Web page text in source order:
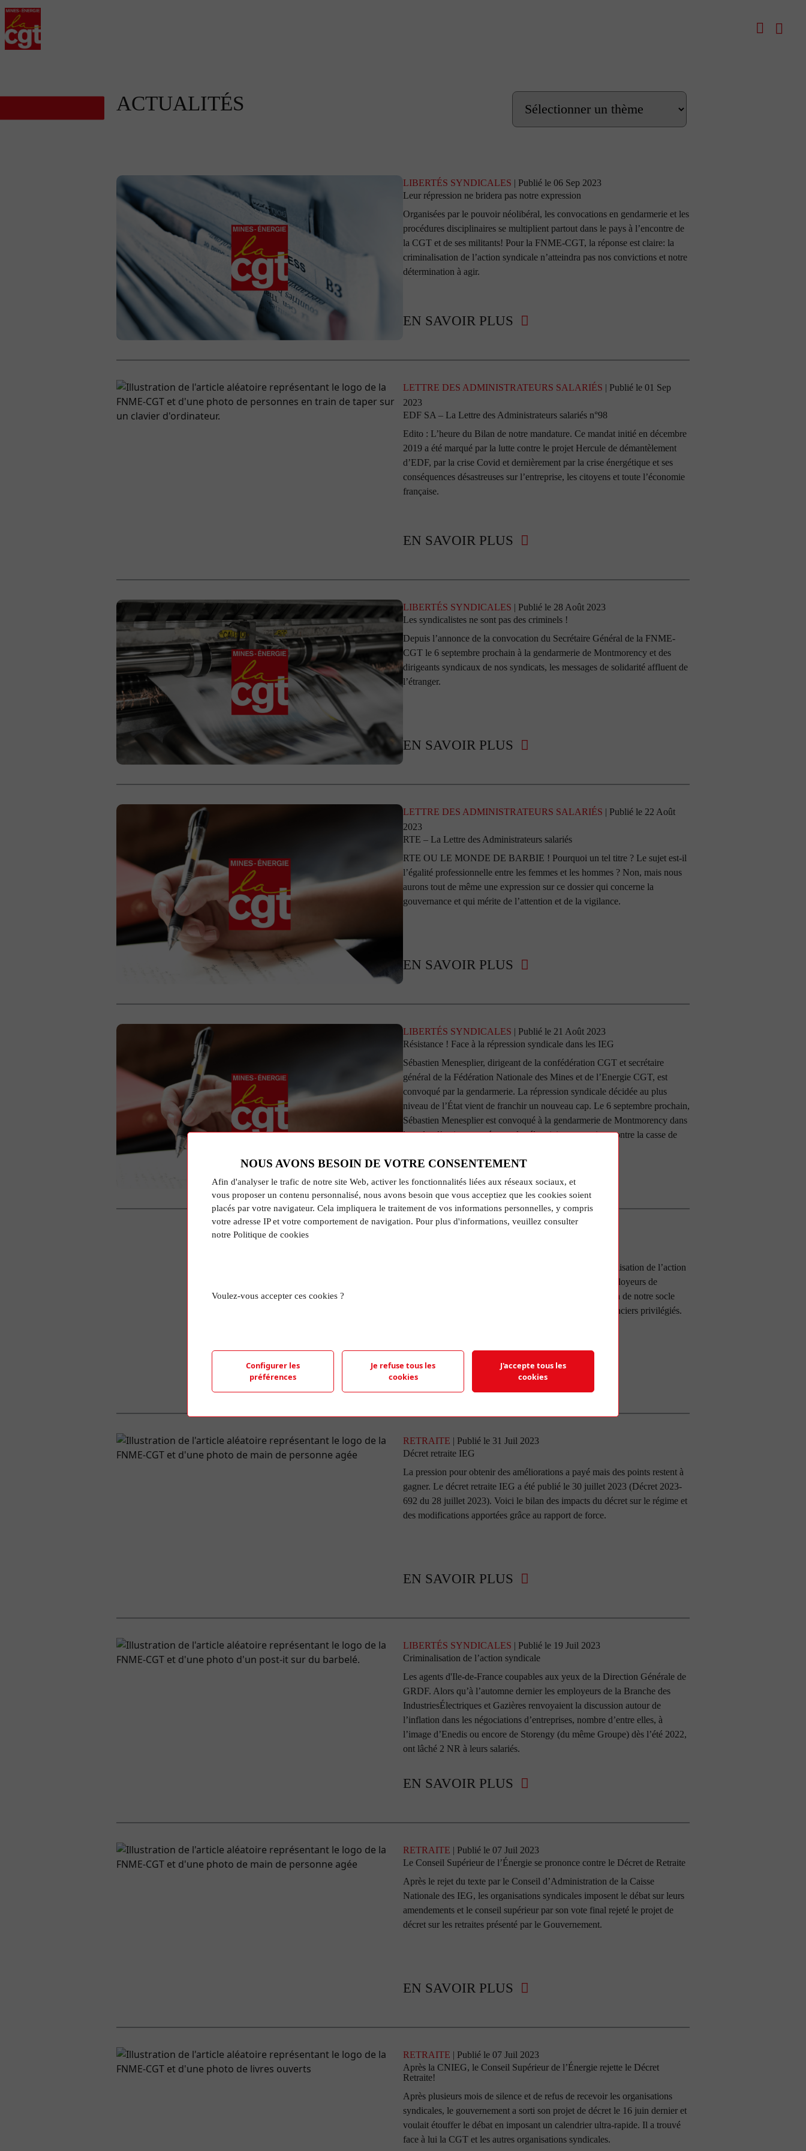
ACTUALITÉS
LIBERTÉS SYNDICALES | Publié le 06 Sep 2023
Leur répression ne bridera pas notre expression
Organisées par le pouvoir néolibéral, les convocations en gendarmerie et les
procédures disciplinaires se multiplient partout dans le pays à l’encontre de
la CGT et de ses militants! Pour la FNME-CGT, la réponse est claire: la
criminalisation de l’action syndicale n’atteindra pas nos convictions et notre
détermination à agir.
EN SAVOIR PLUS
LETTRE DES ADMINISTRATEURS SALARIÉS | Publié le 01 Sep
2023
EDF SA – La Lettre des Administrateurs salariés n°98
Edito : L’heure du Bilan de notre mandature. Ce mandat initié en décembre
2019 a été marqué par la lutte contre le projet Hercule de démantèlement
d’EDF, par la crise Covid et dernièrement par la crise énergétique et ses
conséquences désastreuses sur l’entreprise, les citoyens et toute l’économie
française.
EN SAVOIR PLUS
LIBERTÉS SYNDICALES | Publié le 28 Août 2023
Les syndicalistes ne sont pas des criminels !
Depuis l’annonce de la convocation du Secrétaire Général de la FNME-
CGT le 6 septembre prochain à la gendarmerie de Montmorency et des
dirigeants syndicaux de nos syndicats, les messages de solidarité affluent de
l’étranger.
EN SAVOIR PLUS
LETTRE DES ADMINISTRATEURS SALARIÉS | Publié le 22 Août
2023
RTE – La Lettre des Administrateurs salariés
RTE OU LE MONDE DE BARBIE ! Pourquoi un tel titre ? Le sujet est-il
l’égalité professionnelle entre les femmes et les hommes ? Non, mais nous
aurons tout de même une expression sur ce dossier qui concerne la
gouvernance et qui mérite de l’attention et de la vigilance.
EN SAVOIR PLUS
LIBERTÉS SYNDICALES | Publié le 21 Août 2023
Résistance ! Face à la répression syndicale dans les IEG
Sébastien Menesplier, dirigeant de la confédération CGT et secrétaire
général de la Fédération Nationale des Mines et de l’Energie CGT, est
convoqué par la gendarmerie. La répression syndicale décidée au plus
niveau de l’État vient de franchir un nouveau cap. Le 6 septembre prochain,
Sébastien Menesplier est convoqué à la gendarmerie de Montmorency dans
le cadre d’actions menées par les électriciens et gaziers contre la casse de
EN SAVOIR PLUS
Mais Non à la répression des militants ! Non à la criminalisation de l’action
syndicale. Le Gouvernement, avec la complicité des employeurs de
l’Énergie, poursuit sa politique liberticide et la destruction de notre socle
social pour être toujours plus au service de quelques financiers privilégiés.
EN SAVOIR PLUS
RETRAITE | Publié le 31 Juil 2023
Décret retraite IEG
La pression pour obtenir des améliorations a payé mais des points restent à
gagner. Le décret retraite IEG a été publié le 30 juillet 2023 (Décret 2023-
692 du 28 juillet 2023). Voici le bilan des impacts du décret sur le régime et
des modifications apportées grâce au rapport de force.
EN SAVOIR PLUS
LIBERTÉS SYNDICALES | Publié le 19 Juil 2023
Criminalisation de l’action syndicale
Les agents d'Ile-de-France coupables aux yeux de la Direction Générale de
GRDF. Alors qu’à l’automne dernier les employeurs de la Branche des
IndustriesÉlectriques et Gazières renvoyaient la discussion autour de
l’inflation dans les négociations d’entreprises, nombre d’entre elles, à
l’image d’Enedis ou encore de Storengy (du même Groupe) dès l’été 2022,
ont lâché 2 NR à leurs salariés.
EN SAVOIR PLUS
RETRAITE | Publié le 07 Juil 2023
Le Conseil Supérieur de l’Énergie se prononce contre le Décret de Retraite
Après le rejet du texte par le Conseil d’Administration de la Caisse
Nationale des IEG, les organisations syndicales imposent le débat sur leurs
amendements et le conseil supérieur par son vote final rejeté le projet de
décret sur les retraites présenté par le Gouvernement.
EN SAVOIR PLUS
RETRAITE | Publié le 07 Juil 2023
Après la CNIEG, le Conseil Supérieur de l’Énergie rejette le Décret
Retraite!
Après plusieurs mois de silence et de refus de recevoir les organisations
syndicales, le gouvernement a sorti son projet de décret le 16 juin dernier et
voulait étouffer le débat en imposant un calendrier ultra-rapide. Il a trouvé
face à lui la CGT et les autres organisations syndicales.
NOUS AVONS BESOIN DE VOTRE CONSENTEMENT
Afin d'analyser le trafic de notre site Web, activer les fonctionnalités liées aux réseaux sociaux, et
vous proposer un contenu personnalisé, nous avons besoin que vous acceptiez que les cookies soient
placés par votre navigateur. Cela impliquera le traitement de vos informations personnelles, y compris
votre adresse IP et votre comportement de navigation. Pour plus d'informations, veuillez consulter
notre Politique de cookies
Voulez-vous accepter ces cookies ?
Configurer les
préférences
Je refuse tous les
cookies
J'accepte tous les
cookies